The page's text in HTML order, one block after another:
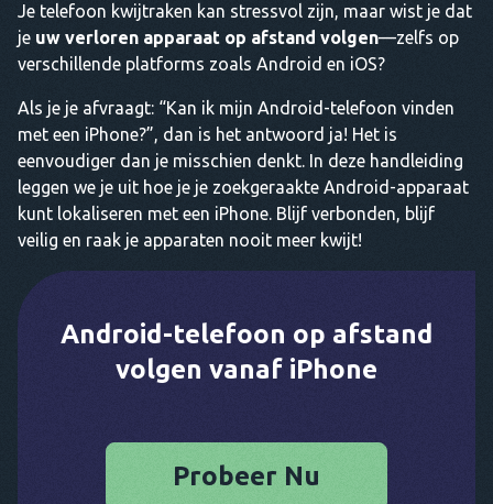
Je telefoon kwijtraken kan stressvol zijn, maar wist je dat
je uw verloren apparaat op afstand volgen—zelfs op
verschillende platforms zoals Android en iOS?
Als je je afvraagt: “Kan ik mijn Android-telefoon vinden
met een iPhone?”, dan is het antwoord ja! Het is
eenvoudiger dan je misschien denkt. In deze handleiding
leggen we je uit hoe je je zoekgeraakte Android-apparaat
kunt lokaliseren met een iPhone. Blijf verbonden, blijf
veilig en raak je apparaten nooit meer kwijt!
Android-telefoon op afstand
volgen vanaf iPhone
Probeer Nu